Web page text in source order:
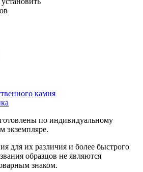
камня
по индивидуальному
экземпляре.
для их различия и более быстрого
образцов не являются
знаком.